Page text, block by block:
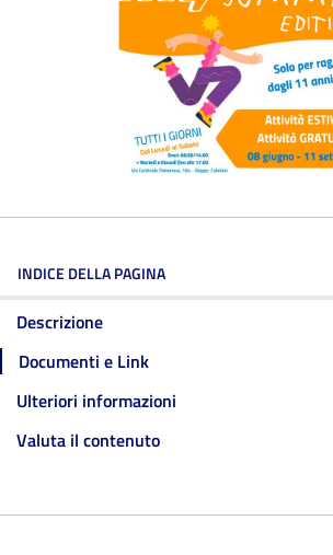
INDICE DELLA PAGINA
Descrizione
Documenti e Link
Ulteriori informazioni
Valuta il contenuto